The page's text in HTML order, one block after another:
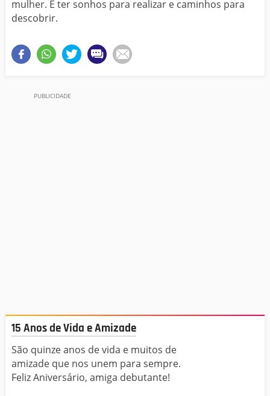
mulher. É ter sonhos para realizar e caminhos para
descobrir.
15 Anos de Vida e Amizade
São quinze anos de vida e muitos de
amizade que nos unem para sempre.
Feliz Aniversário, amiga debutante!